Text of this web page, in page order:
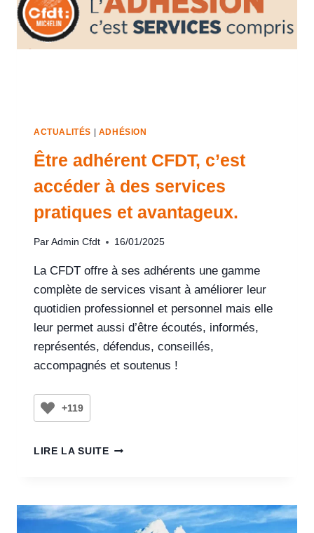
ACTUALITÉS | ADHÉSION
Être adhérent CFDT, c’est
accéder à des services
pratiques et avantageux.
Par Admin Cfdt 16/01/2025
La CFDT offre à ses adhérents une gamme
complète de services visant à améliorer leur
quotidien professionnel et personnel mais elle
leur permet aussi d’être écoutés, informés,
représentés, défendus, conseillés,
accompagnés et soutenus !
+119
LIRE LA SUITE